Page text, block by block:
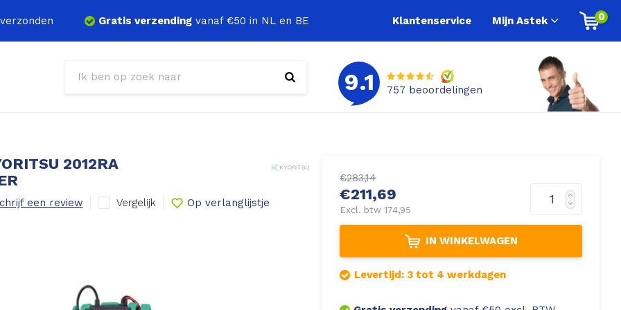
verzonden Gratis verzending vanaf €50 in NL en BE Klantenservice Mijn Astek 0
9.1 757 beoordelingen
2012RA
een review Vergelijk Op verlanglijstje
€283,14
€211,69
Excl. btw 174,95
IN WINKELWAGEN
Levertijd: 3 tot 4 werkdagen